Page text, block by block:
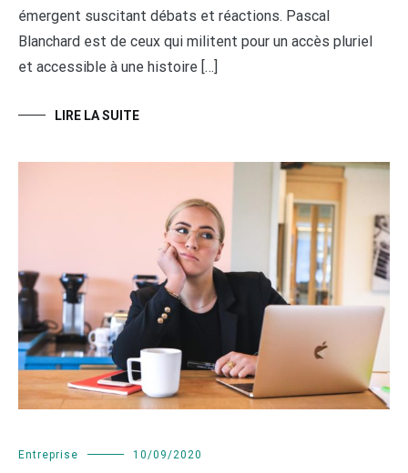
émergent suscitant débats et réactions. Pascal
Blanchard est de ceux qui militent pour un accès pluriel
et accessible à une histoire […]
LIRE LA SUITE
Entreprise 10/09/2020